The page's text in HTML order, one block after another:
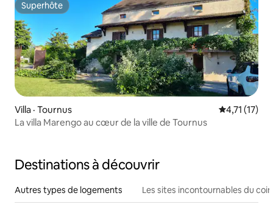
Superhôte
Superhôte
Villa · Tournus Note
4,71 (17)
La villa Marengo au cœur de la ville de Tournus
Destinations à découvrir
Autres types de logements Les sites incontournables du coin